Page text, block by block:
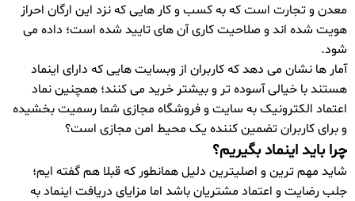
معدن و تجارت است که به کسب و کار هایی که نزد این ارگان احراز
هویت شده اند و صلاحیت کاری آن های تایید شده است؛ داده می
شود.
آمار ها نشان می دهد که کاربران از وبسایت هایی که دارای اینماد
هستند با خیالی آسوده تر و بیشتر خرید می کنند؛ همچنین نماد
اعتماد الکترونیک به سایت و فروشگاه مجازی شما رسمیت بخشیده
و برای کاربران تضمین کننده یک محیط امن مجازی است؟
چرا باید اینماد بگیریم؟
شاید مهم ترین و اصلیترین دلیل همانطور که قبلا هم گفته ایم؛
جلب رضایت و اعتماد مشتریان باشد اما مزایای دریافت اینماد به